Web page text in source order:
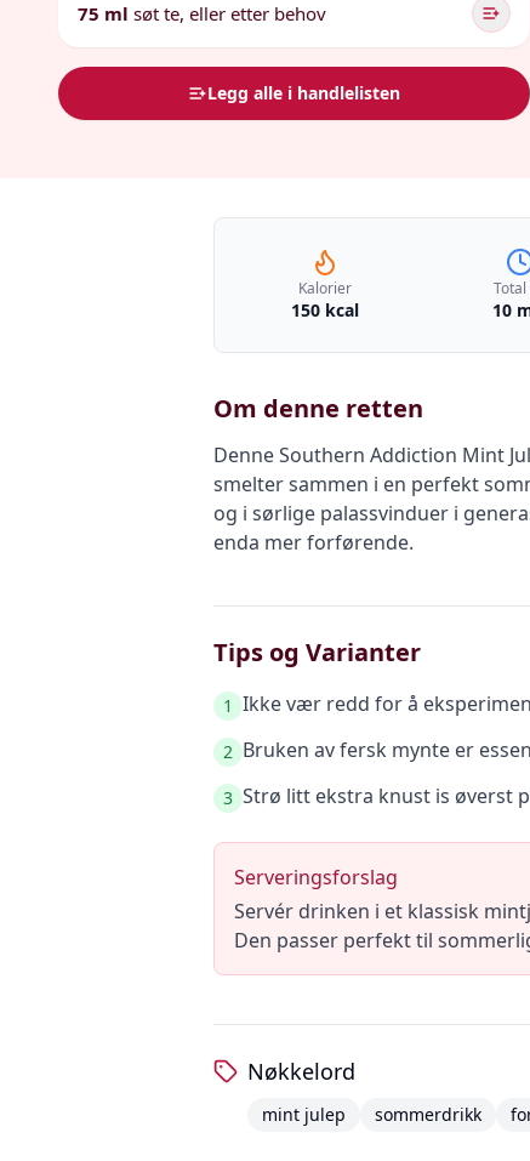
75 ml søt te, eller etter behov
Legg alle i handlelisten
Kalorier
150 kcal 10
Om denne retten
Denne Southern Addiction Mint
smelter sammen i en perfekt
og i sørlige palassvinduer i
enda mer forførende.
Tips og Varianter
1 Ikke vær redd for å
2 Bruken av fersk mynte er
3 Strø litt ekstra knust is øverst
Serveringsforslag
Servér drinken i et klassisk
Den passer perfekt til
Nøkkelord
mint julep sommerdrikk